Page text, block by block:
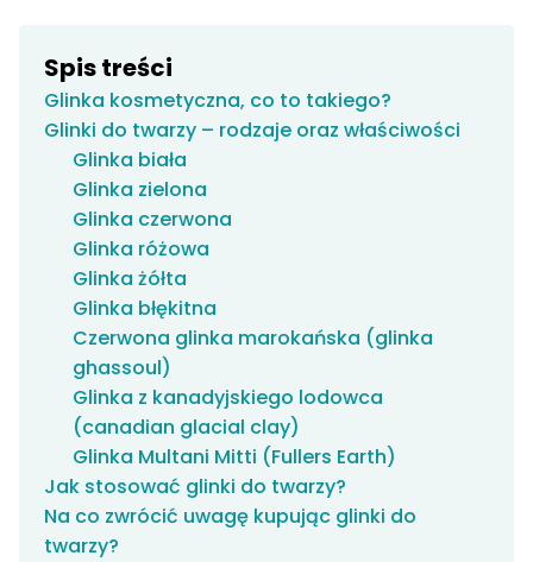
Spis treści
Glinka kosmetyczna, co to takiego?
Glinki do twarzy – rodzaje oraz właściwości
Glinka biała
Glinka zielona
Glinka czerwona
Glinka różowa
Glinka żółta
Glinka błękitna
Czerwona glinka marokańska (glinka
ghassoul)
Glinka z kanadyjskiego lodowca
(canadian glacial clay)
Glinka Multani Mitti (Fullers Earth)
Jak stosować glinki do twarzy?
Na co zwrócić uwagę kupując glinki do
twarzy?